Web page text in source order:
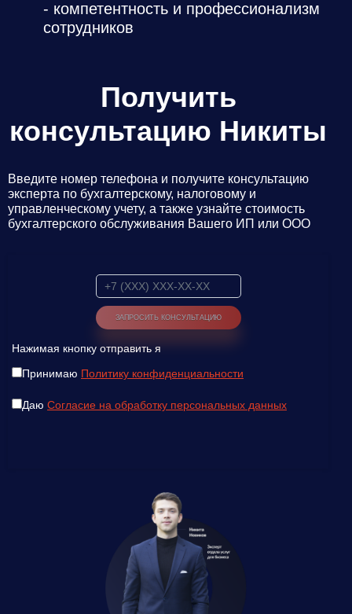
- компетентность и профессионализм
сотрудников
Получить
консультацию Никиты
Введите номер телефона и получите консультацию
эксперта по бухгалтерскому, налоговому и
управленческому учету, а также узнайте стоимость
бухгалтерского обслуживания Вашего ИП или ООО
Нажимая кнопку отправить я
Принимаю Политику конфиденциальности
Даю Согласие на обработку персональных данных
ДаюСогласие на обработку персональных данных